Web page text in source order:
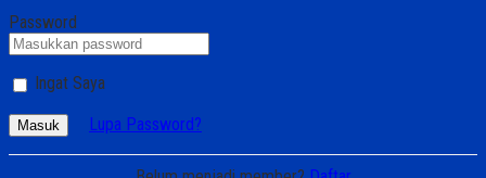
Password
Ingat Saya
Masuk Lupa Password?